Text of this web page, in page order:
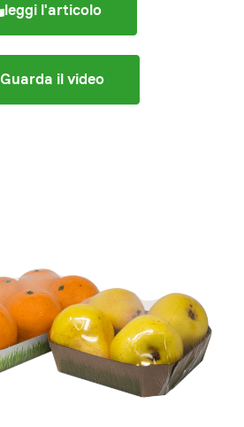
leggi l'articolo
Guarda il video